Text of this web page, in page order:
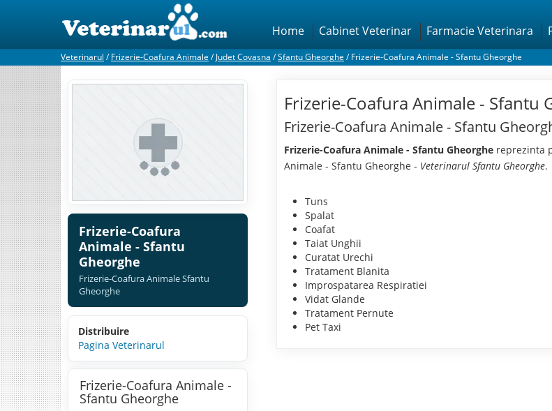
Home Cabinet Veterinar Farmacie Veterinara
Veterinarul /Frizerie-Coafura Animale /Judet Covasna /Sfantu Gheorghe /Frizerie-Coafura Animale - Sfantu Gheorghe
Frizerie-Coafura
Animale - Sfantu
Gheorghe
Frizerie-Coafura Animale Sfantu
Gheorghe
Distribuire
Pagina Veterinarul
Frizerie-Coafura Animale -
Sfantu Gheorghe
Frizerie-Coafura Animale - Sfantu
Frizerie-Coafura Animale - Sfantu
Frizerie-Coafura Animale - Sfantu Gheorghe reprezinta
Animale - Sfantu Gheorghe - Veterinarul Sfantu Gheorghe.
Tuns
Spalat
Coafat
Taiat Unghii
Curatat Urechi
Tratament Blanita
Improspatarea Respiratiei
Vidat Glande
Tratament Pernute
Pet Taxi